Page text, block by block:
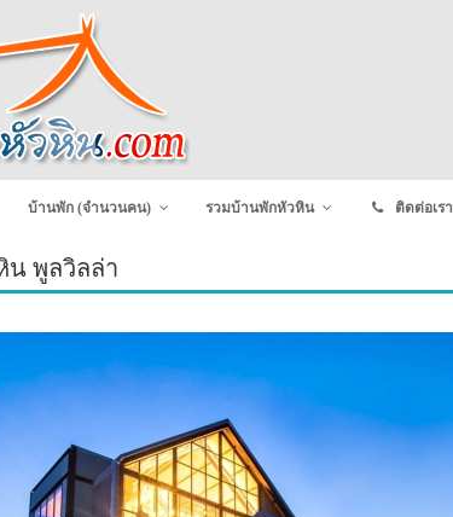
บ้านพัก (จำนวนคน) รวมบ้านพักหัวหิน ติดต่อเรา
น พูลวิลล่า